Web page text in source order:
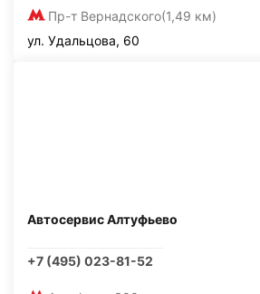
Пр-т Вернадского(1,49 км)
ул. Удальцова, 60
Автосервис Алтуфьево
+7 (495) 023-81-52